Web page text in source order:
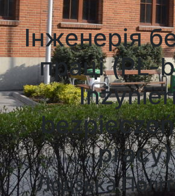
Інженерія
праці (PŁ-
pracy)
Лодзька